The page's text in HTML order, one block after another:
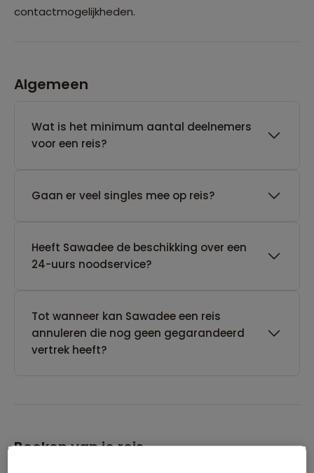
contactmogelijkheden.
Algemeen
Wat is het minimum aantal deelnemers
voor een reis?
Gaan er veel singles mee op reis?
Heeft Sawadee de beschikking over een
24-uurs noodservice?
Tot wanneer kan Sawadee een reis
annuleren die nog geen gegarandeerd
vertrek heeft?
Boeken van je reis